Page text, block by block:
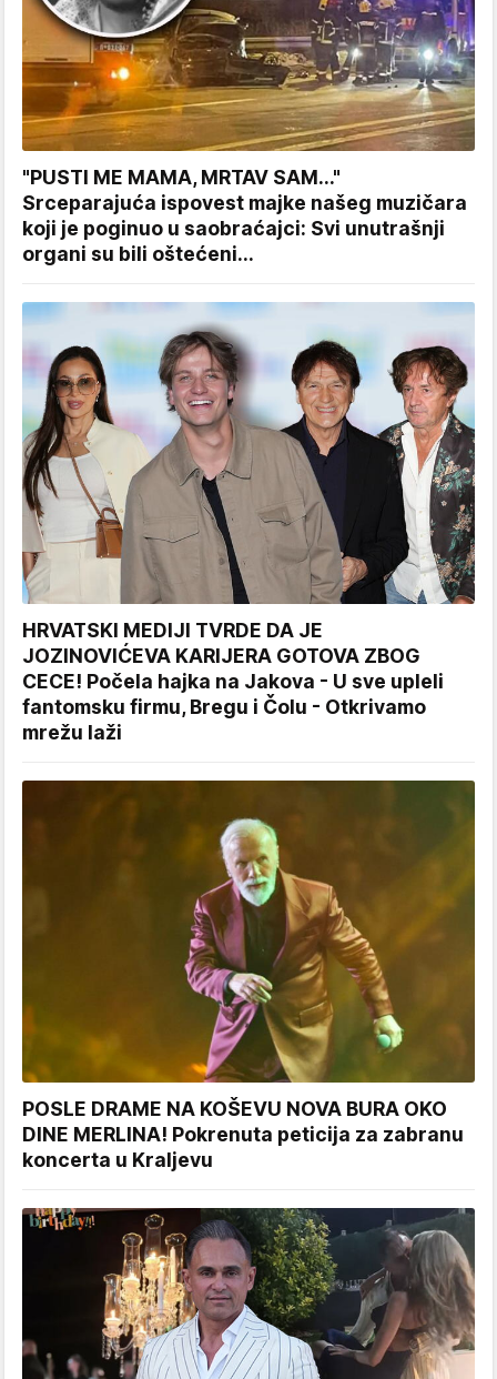
"PUSTI ME MAMA, MRTAV SAM..."
Srceparajuća ispovest majke našeg muzičara
koji je poginuo u saobraćajci: Svi unutrašnji
organi su bili oštećeni...
HRVATSKI MEDIJI TVRDE DA JE
JOZINOVIĆEVA KARIJERA GOTOVA ZBOG
CECE! Počela hajka na Jakova - U sve upleli
fantomsku firmu, Bregu i Čolu - Otkrivamo
mrežu laži
POSLE DRAME NA KOŠEVU NOVA BURA OKO
DINE MERLINA! Pokrenuta peticija za zabranu
koncerta u Kraljevu